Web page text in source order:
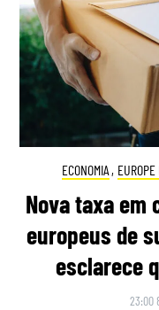
ECONOMIA ,
Nova taxa em
europeus de
esclarece
23:00